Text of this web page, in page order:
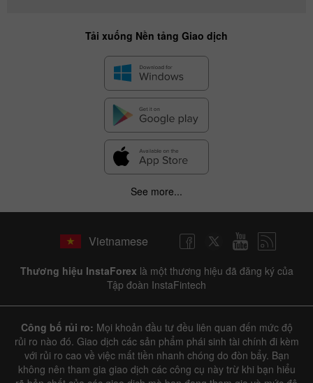
Hide chart
1 year / 2 years / 3 years / 4 years| Actual Forecast Previous|
Tải xuống Nền tảng Giao dịch
See more...
Vietnamese
Thương hiệu InstaForex là một thương hiệu đã đăng ký của
Tập đoàn InstaFintech
Công bố rủi ro: Mọi khoản đầu tư đều liên quan đến mức độ
rủi ro nào đó. Giao dịch các sản phẩm phái sinh tài chính đi kèm
với rủi ro cao về việc mất tiền nhanh chóng do đòn bẩy. Bạn
không nên tham gia giao dịch các công cụ này trừ khi bạn hiểu